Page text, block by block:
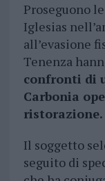
Proseguono
Iglesias
all’evasione
Tenenza
confronti di
Carbonia
ristorazione.
Il soggetto
seguito di